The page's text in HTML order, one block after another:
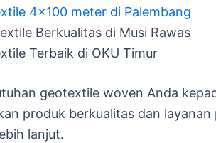
4×100 meter di Palembang
Berkualitas di Musi Rawas
Terbaik di OKU Timur
geotextile woven Anda
produk berkualitas dan
lanjut.